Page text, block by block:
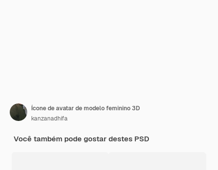
Ícone de avatar de modelo feminino 3D
kanzanadhifa
Você também pode gostar destes PSD